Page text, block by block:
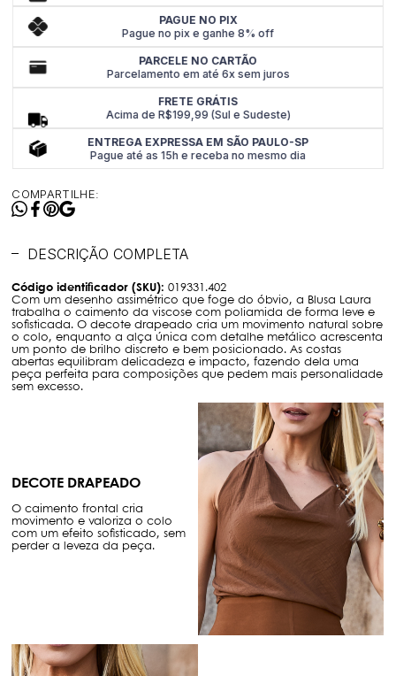
PAGUE NO PIX
Pague no pix e ganhe 8% off
PARCELE NO CARTÃO
Parcelamento em até 6x sem juros
FRETE GRÁTIS
Acima de R$199,99 (Sul e Sudeste)
ENTREGA EXPRESSA EM SÃO PAULO-SP
Pague até as 15h e receba no mesmo dia
COMPARTILHE:
DESCRIÇÃO COMPLETA
Código identificador (SKU): 019331.402
Com um desenho assimétrico que foge do óbvio, a Blusa Laura
trabalha o caimento da viscose com poliamida de forma leve e
sofisticada. O decote drapeado cria um movimento natural sobre
o colo, enquanto a alça única com detalhe metálico acrescenta
um ponto de brilho discreto e bem posicionado. As costas
abertas equilibram delicadeza e impacto, fazendo dela uma
peça perfeita para composições que pedem mais personalidade
sem excesso.
DECOTE DRAPEADO
O caimento frontal cria
movimento e valoriza o colo
com um efeito sofisticado, sem
perder a leveza da peça.